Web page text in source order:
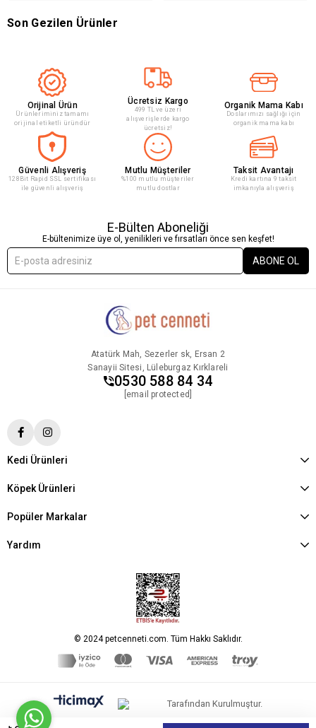
Son Gezilen Ürünler
Orijinal Ürün
Ürünleriminiz tamamı
orijinal etiketli üründür
Ücretsiz Kargo
499 TL ve üzeri
alışverişlerde kargo
ücretsiz!
Organik Mama Kabı
Doslarımızı sağlığı için
organik mama kabı
Güvenli Alışveriş
128Bit Rapid SSL sertifikası
ile güvenli alışveriş
Mutlu Müşteriler
%100 mutlu müşteriler
mutlu dostlar
Taksit Avantajı
Kredi kartına 9 taksit
imkanıyla alışveriş
E-Bülten Aboneliği
E-bültenimize üye ol, yenilikleri ve fırsatları önce sen keşfet!
ABONE OL
Atatürk Mah, Sezerler sk, Ersan 2
Sanayii Sitesi, Lüleburgaz Kırklareli
0530 588 84 34
[email protected]
Kedi Ürünleri
Köpek Ürünleri
Popüler Markalar
Yardım
© 2024 petcenneti.com. Tüm Hakkı Saklıdır.
Tarafından Kurulmuştur.